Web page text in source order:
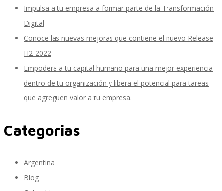
SAP Travel OnDemand
Cloud Conveyer
SAP Onpremise Servicios y Productos
Impulsa a tu empresa a formar parte de la Transformación
Digital
Conoce las nuevas mejoras que contiene el nuevo Release
H2-2022
Empodera a tu capital humano para una mejor experiencia
dentro de tu organización y libera el potencial para tareas
que agreguen valor a tu empresa.
Categorias
Argentina
Blog